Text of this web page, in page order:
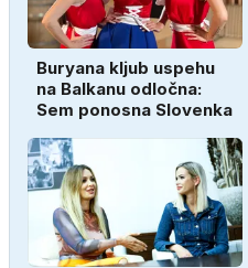
Buryana kljub uspehu
na Balkanu odločna:
Sem ponosna Slovenka